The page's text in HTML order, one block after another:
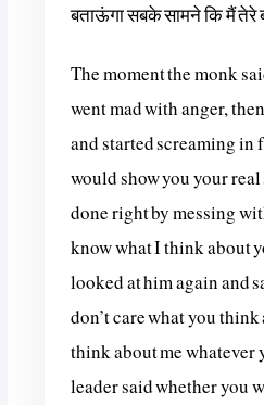
बताऊंगा सबके सामने कि मैं तेरे
The moment the monk
went mad with anger,
and started screaming in
would show you your
done right by messing
know what I think about
looked at him again and
don’t care what you
think about me whatever
leader said whether you